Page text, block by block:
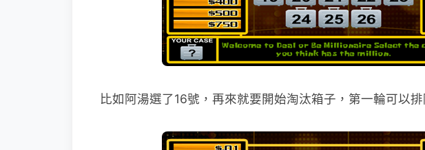
比如阿湯選了16號，再來就要開始淘汰箱子，第一輪可以